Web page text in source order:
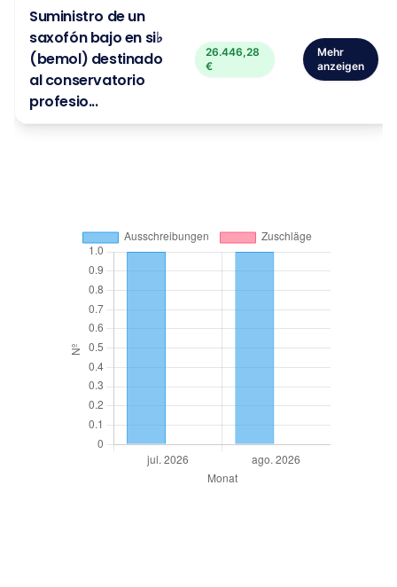
Suministro de un
saxofón bajo en si♭
(bemol) destinado
al conservatorio
profesio...
26.446,28
€
Mehr
anzeigen